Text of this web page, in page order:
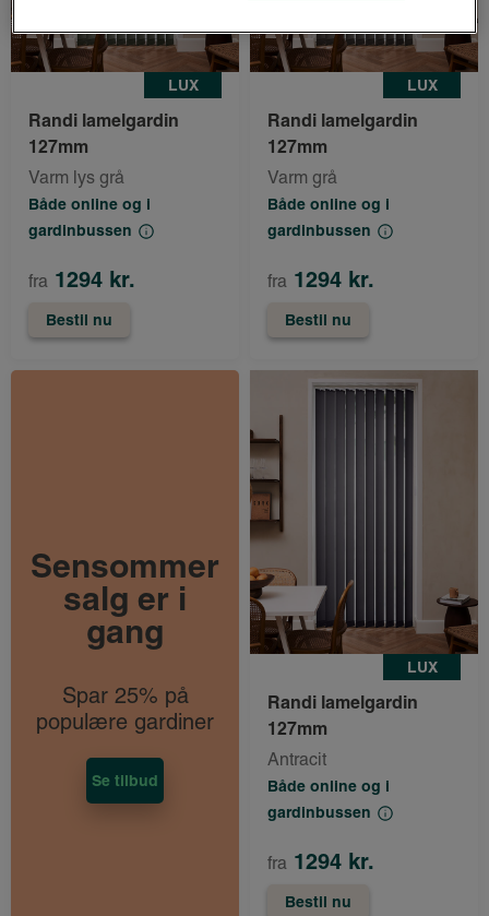
LUX
Randi lamelgardin
127mm
Varm lys grå
Både online og i
gardinbussen
fra 1294 kr.
Bestil nu
LUX
Randi lamelgardin
127mm
Varm grå
Både online og i
gardinbussen
fra 1294 kr.
Bestil nu
Sensommer
salg er i
gang
Spar 25% på
populære gardiner
Se tilbud
LUX
Randi lamelgardin
127mm
Antracit
Både online og i
gardinbussen
fra 1294 kr.
Bestil nu